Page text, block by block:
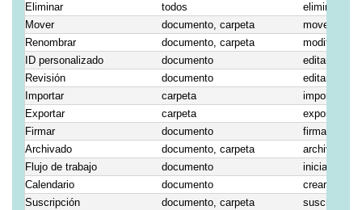
Eliminar
todos
eliminación
Mover
documento, carpeta
mover a
Renombrar
documento, carpeta
modificar el
ID personalizado
documento
editar el
Revisión
documento
editar la
Importar
carpeta
importar
Exportar
carpeta
exportar a
Firmar
documento
firmar
Archivado
documento, carpeta
archivar o
Flujo de trabajo
documento
iniciar una
Calendario
documento
crear un
Suscripción
documento, carpeta
suscribir a